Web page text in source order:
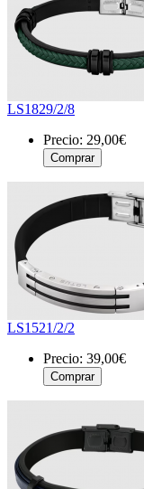
LS1829/2/8
Precio: 29,00€
LS1521/2/2
Precio: 39,00€